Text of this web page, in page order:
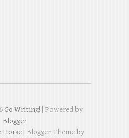
Go Writing! | Powered by
Blogger
Horse| Blogger Theme by